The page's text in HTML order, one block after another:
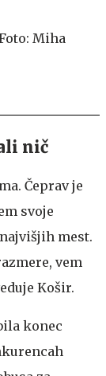
nič
Čeprav je
svoje
mest.
vem
Košir.
konec